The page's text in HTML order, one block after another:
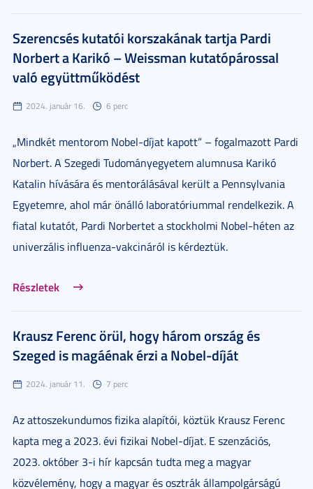
Szerencsés kutatói korszakának tartja Pardi
Norbert a Karikó – Weissman kutatópárossal
való együttműködést
2024. január 16. 6 perc
„Mindkét mentorom Nobel-díjat kapott” – fogalmazott Pardi
Norbert. A Szegedi Tudományegyetem alumnusa Karikó
Katalin hívására és mentorálásával került a Pennsylvania
Egyetemre, ahol már önálló laboratóriummal rendelkezik. A
fiatal kutatót, Pardi Norbertet a stockholmi Nobel-héten az
univerzális influenza-vakcináról is kérdeztük.
Részletek
Krausz Ferenc örül, hogy három ország és
Szeged is magáénak érzi a Nobel-díját
2024. január 11. 7 perc
Az attoszekundumos fizika alapítói, köztük Krausz Ferenc
kapta meg a 2023. évi fizikai Nobel-díjat. E szenzációs,
2023. október 3-i hír kapcsán tudta meg a magyar
közvélemény, hogy a magyar és osztrák állampolgárságú